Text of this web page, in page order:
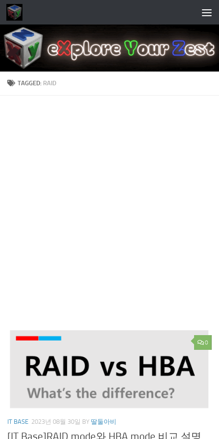
Skip to content
TAGGED: RAID
0
IT BASE 2023년 08월 30일 BY 딸둘아비